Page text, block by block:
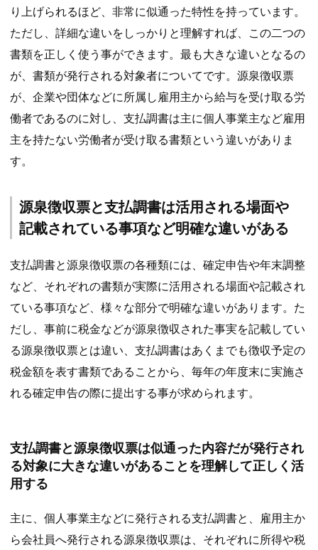
り上げられるほど、非常に似通った特性を持っています。
ただし、詳細な違いをしっかりと理解すれば、この二つの
書類を正しく使う事ができます。最も大きな違いとなるの
が、書類が発行される対象者についてです。源泉徴収票
が、企業や団体などに所属し雇用主から給与を受け取る労
働者であるのに対し、支払調書は主に個人事業主など雇用
主を持たない労働者が受け取る書類という違いがありま
す。
源泉徴収票と支払調書は活用される場面や
記載されている事項など明確な違いがある
支払調書と源泉徴収票の各種類には、確定申告や年末調整
など、それぞれの書類が実際に活用される場面や記載され
ている事項など、様々な部分で明確な違いがあります。た
だし、事前に税金などが源泉徴収された事実を記載してい
る源泉徴収票とは違い、支払調書はあくまでも徴収予定の
税金額を表す書類であることから、毎年の年度末に実施さ
れる確定申告の際に提出する事が求められます。
支払調書と源泉徴収票は似通った内容だが発行され
る対象に大きな違いがあることを理解して正しく活
用する
主に、個人事業主などに発行される支払調書と、雇用主か
ら会社員へ発行される源泉徴収票は、それぞれに所得や税